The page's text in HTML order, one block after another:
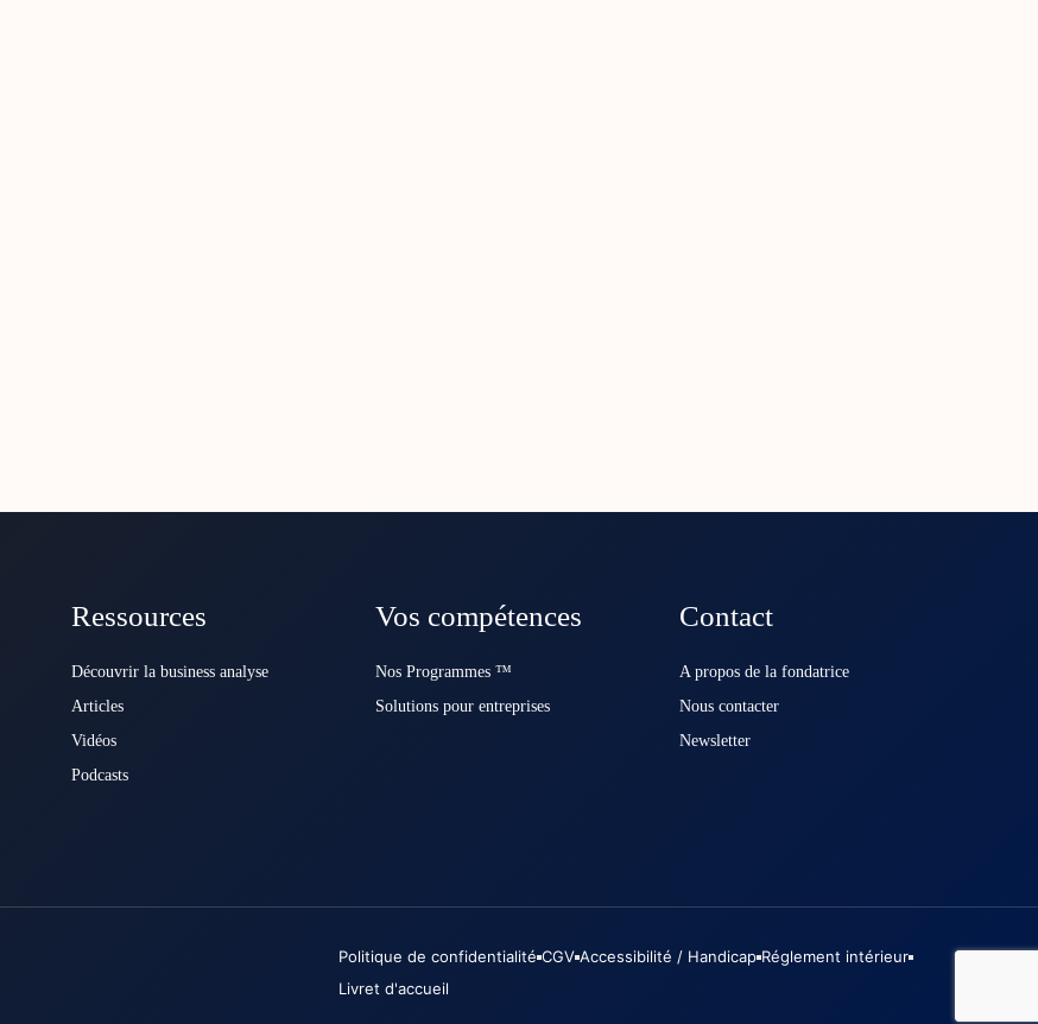
Ressources
Découvrir la business analyse
Articles
Vidéos
Podcasts
Vos compétences
Nos Programmes ™️
Solutions pour entreprises
Contact
A propos de la fondatrice
Nous contacter
Newsletter
Politique de confidentialité CGV Accessibilité / Handicap Réglement intérieur
Livret d'accueil